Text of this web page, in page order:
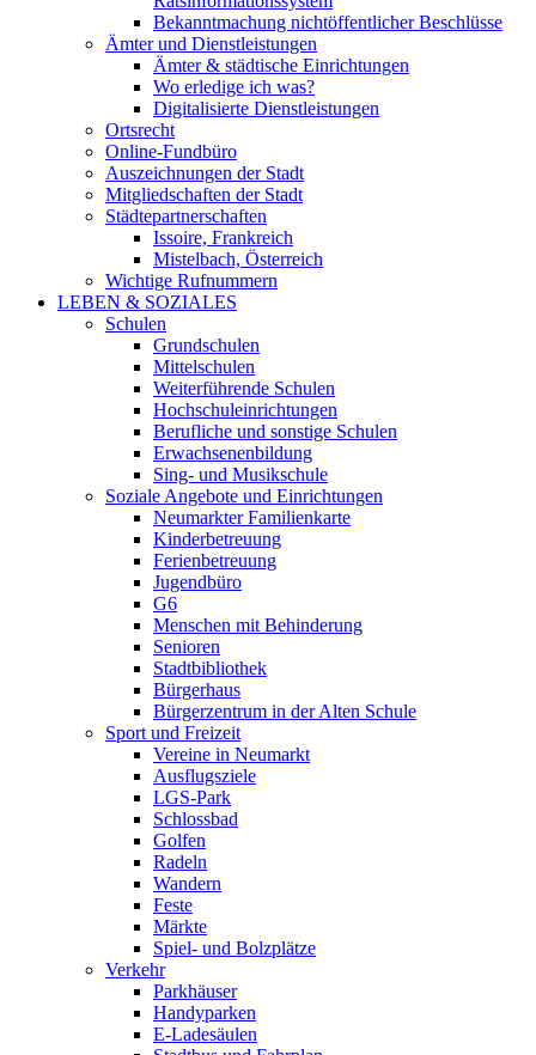
Bekanntmachung nichtöffentlicher Beschlüsse
Ämter und Dienstleistungen
Ämter & städtische Einrichtungen
Wo erledige ich was?
Digitalisierte Dienstleistungen
Ortsrecht
Online-Fundbüro
Auszeichnungen der Stadt
Mitgliedschaften der Stadt
Städtepartnerschaften
Issoire, Frankreich
Mistelbach, Österreich
Wichtige Rufnummern
LEBEN & SOZIALES
Schulen
Grundschulen
Mittelschulen
Weiterführende Schulen
Hochschuleinrichtungen
Berufliche und sonstige Schulen
Erwachsenenbildung
Sing- und Musikschule
Soziale Angebote und Einrichtungen
Neumarkter Familienkarte
Kinderbetreuung
Ferienbetreuung
Jugendbüro
G6
Menschen mit Behinderung
Senioren
Stadtbibliothek
Bürgerhaus
Bürgerzentrum in der Alten Schule
Sport und Freizeit
Vereine in Neumarkt
Ausflugsziele
LGS-Park
Schlossbad
Golfen
Radeln
Wandern
Feste
Märkte
Spiel- und Bolzplätze
Verkehr
Parkhäuser
Handyparken
E-Ladesäulen